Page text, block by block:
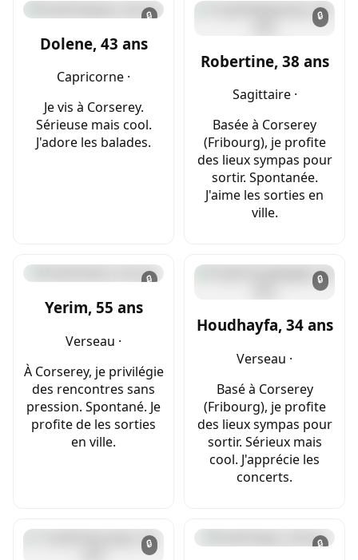
🔒
Dolene, 43 ans
Capricorne ·
Je vis à Corserey.
Sérieuse mais cool.
J'adore les balades.
🔒
Robertine, 38 ans
Sagittaire ·
Basée à Corserey
(Fribourg), je profite
des lieux sympas pour
sortir. Spontanée.
J'aime les sorties en
ville.
🔒
Yerim, 55 ans
Verseau ·
À Corserey, je privilégie
des rencontres sans
pression. Spontané. Je
profite de les sorties
en ville.
🔒
Houdhayfa, 34 ans
Verseau ·
Basé à Corserey
(Fribourg), je profite
des lieux sympas pour
sortir. Sérieux mais
cool. J'apprécie les
concerts.
🔒 🔒